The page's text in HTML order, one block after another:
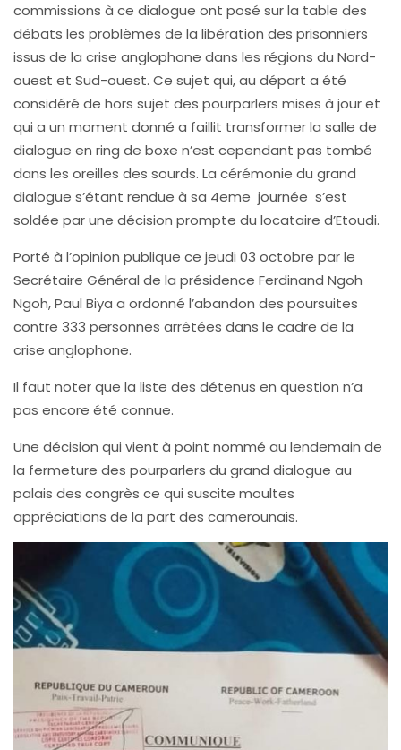
commissions à ce dialogue ont posé sur la table des
débats les problèmes de la libération des prisonniers
issus de la crise anglophone dans les régions du Nord-
ouest et Sud-ouest. Ce sujet qui, au départ a été
considéré de hors sujet des pourparlers mises à jour et
qui a un moment donné a faillit transformer la salle de
dialogue en ring de boxe n’est cependant pas tombé
dans les oreilles des sourds. La cérémonie du grand
dialogue s’étant rendue à sa 4eme journée s’est
soldée par une décision prompte du locataire d’Etoudi.
Porté à l’opinion publique ce jeudi 03 octobre par le
Secrétaire Général de la présidence Ferdinand Ngoh
Ngoh, Paul Biya a ordonné l’abandon des poursuites
contre 333 personnes arrêtées dans le cadre de la
crise anglophone.
Il faut noter que la liste des détenus en question n’a
pas encore été connue.
Une décision qui vient à point nommé au lendemain de
la fermeture des pourparlers du grand dialogue au
palais des congrès ce qui suscite moultes
appréciations de la part des camerounais.